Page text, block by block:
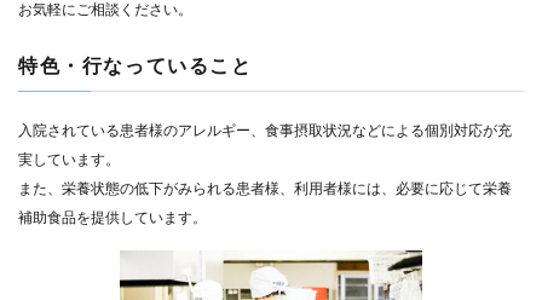
お気軽にご相談ください。
特色・行なっていること
入院されている患者様のアレルギー、食事摂取状況などによる個別対応が充
実しています。
また、栄養状態の低下がみられる患者様、利用者様には、必要に応じて栄養
補助食品を提供しています。